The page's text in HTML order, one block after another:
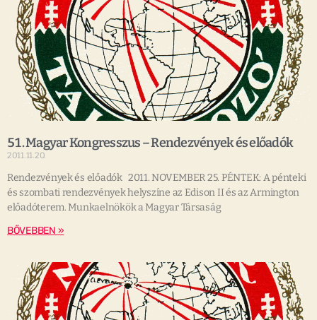
51. Magyar Kongresszus – Rendezvények és előadók
2011.11.20.
Rendezvények és előadók 2011. NOVEMBER 25. PÉNTEK: A pénteki
és szombati rendezvények helyszíne az Edison II és az Armington
előadóterem. Munkaelnökök a Magyar Társaság
BŐVEBBEN »